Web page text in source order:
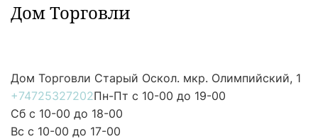
Дом Торговли
Дом Торговли Старый Оскол. мкр. Олимпийский, 1
+74725327202Пн-Пт с 10-00 до 19-00
Сб с 10-00 до 18-00
Вс с 10-00 до 17-00